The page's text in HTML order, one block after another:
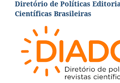
Diretório de Políticas
Científicas Brasileiras